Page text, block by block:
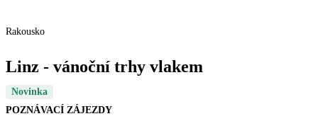
Rakousko
Linz - vánoční trhy vlakem
Novinka
POZNÁVACÍ ZÁJEZDY